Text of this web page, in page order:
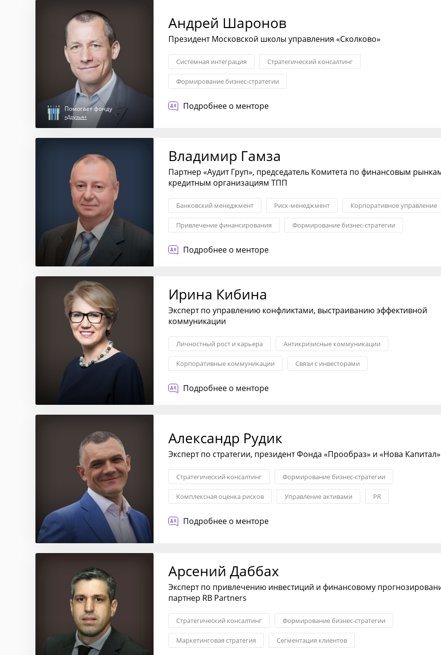
Помогает фонду
«Друзья»
Андрей Шаронов
Президент Московской школы управления «Сколково»
Системная интеграция Стратегический консалтинг
Формирование бизнес-стратегии
Подробнее о менторе
Владимир Гамза
Партнер «Аудит Груп», председатель Комитета по финансовым
кредитным организациям ТПП
Банковский менеджмент Риск-менеджмент Корпоративное управление
Привлечение финансирования Формирование бизнес-стратегии
Финансовое оздоровление
Подробнее о менторе
Ирина Кибина
Эксперт по управлению конфликтами, выстраиванию эффективной
коммуникации
Личностный рост и карьера Антикризисные коммуникации
Корпоративные коммуникации Связи с инвесторами
Комплексная оценка рисков
Подробнее о менторе
Александр Рудик
Эксперт по стратегии, президент Фонда «Прообраз» и «Нова Капитал»
Стратегический консалтинг Формирование бизнес-стратегии
Комплексная оценка рисков Управление активами PR
Внешние связи и GR
Подробнее о менторе
Арсений Даббах
Эксперт по привлечению инвестиций и финансовому
партнер RB Partners
Стратегический консалтинг Формирование бизнес-стратегии
Маркетинговая стратегия Сегментация клиентов